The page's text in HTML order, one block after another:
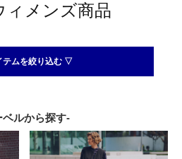
ィメンズ商品
ムを絞り込む ▽
ベルから探す-